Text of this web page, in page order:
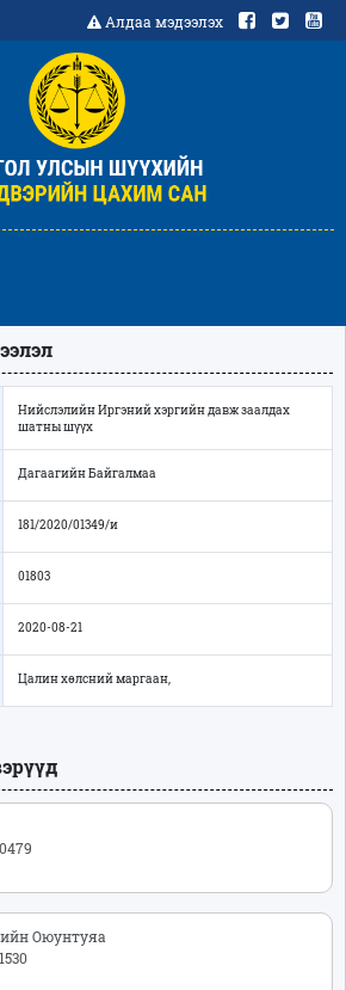
Алдаа мэдээлэх
Нийслэлийн Иргэний хэргийн давж заалдах
шатны шүүх
Дагаагийн Байгалмаа
181/2020/01349/и
01803
2020-08-21
Цалин хөлсний маргаан,
Оюунтуяа